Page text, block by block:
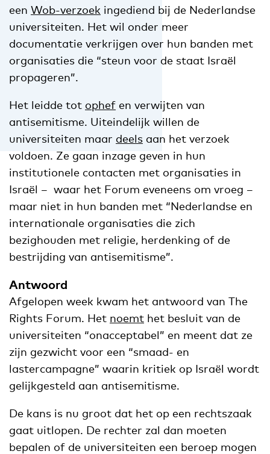
een Wob-verzoek ingediend bij de Nederlandse
universiteiten. Het wil onder meer
documentatie verkrijgen over hun banden met
organisaties die “steun voor de staat Israël
propageren”.
Het leidde tot ophef en verwijten van
antisemitisme. Uiteindelijk willen de
universiteiten maar deels aan het verzoek
voldoen. Ze gaan inzage geven in hun
institutionele contacten met organisaties in
Israël – waar het Forum eveneens om vroeg –
maar niet in hun banden met “Nederlandse en
internationale organisaties die zich
bezighouden met religie, herdenking of de
bestrijding van antisemitisme”.
Antwoord
Afgelopen week kwam het antwoord van The
Rights Forum. Het noemt het besluit van de
universiteiten “onacceptabel” en meent dat ze
zijn gezwicht voor een “smaad- en
lastercampagne” waarin kritiek op Israël wordt
gelijkgesteld aan antisemitisme.
De kans is nu groot dat het op een rechtszaak
gaat uitlopen. De rechter zal dan moeten
bepalen of de universiteiten een beroep mogen